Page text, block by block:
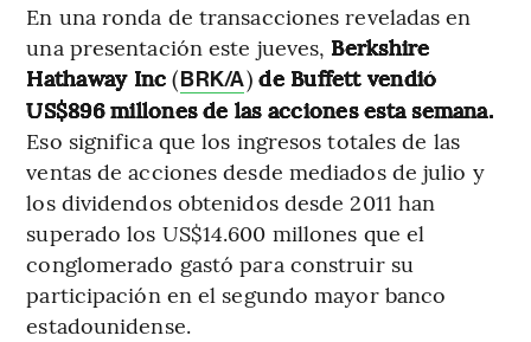
En una ronda de transacciones reveladas en
una presentación este jueves, Berkshire
Hathaway Inc (BRK/A) de Buffett vendió
US$896 millones de las acciones esta semana.
Eso significa que los ingresos totales de las
ventas de acciones desde mediados de julio y
los dividendos obtenidos desde 2011 han
superado los US$14.600 millones que el
conglomerado gastó para construir su
participación en el segundo mayor banco
estadounidense.